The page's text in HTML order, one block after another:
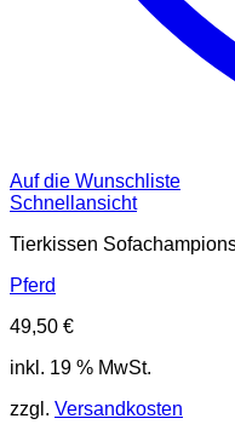
Auf die Wunschliste
Schnellansicht
Tierkissen
Pferd
49,50 €
inkl. 19 % MwSt.
zzgl. Versandkosten